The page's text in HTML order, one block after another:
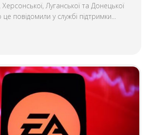
Херсонської, Луганської та Донецької
повідомили у службі підтримки...